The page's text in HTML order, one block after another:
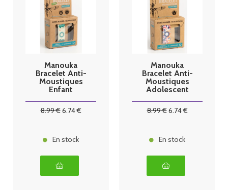
Manouka
Bracelet Anti-
Moustiques
Enfant
8.99€6.74€
En stock
Manouka
Bracelet Anti-
Moustiques
Adolescent
8.99€6.74€
En stock